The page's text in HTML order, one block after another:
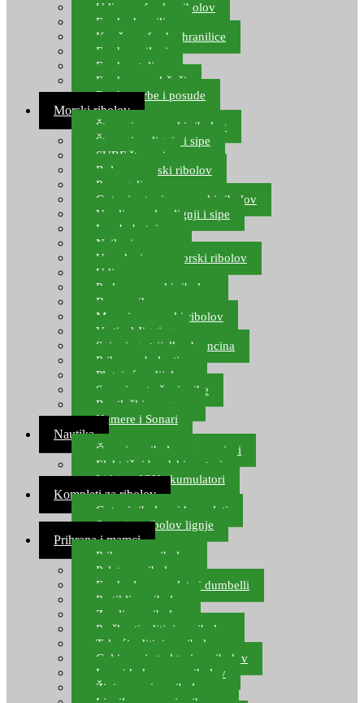
Udice za feeder ribolov
Feeder hranilice
Kopče za feeder hranilice
Feeder najloni
Feeder stolice
Feeder arm držači
Feeder torbe i posude
Morski ribolov
Štapovi za morski ribolov
Štapovi za lignje i sipe
SURF štapovi
Role za morski ribolov
Parangali
Gotovi setovi za morski ribolov
Varalice za lov lignji i sipe
Lov hobotnice
Najloni za more
Upredenice za morski ribolov
Udice za more
Perle za morski ribolov
Brum prihrana za more
Mamci za morski ribolov
Vertical Jigging
Spinning strijelke, brancina
Pribor za bolentino
Plutajuća odijela
Sonari za traženje ribe
Ronilački program
Kamere i Sonari
Nautika
Čamci za ribolov, gumenjaci
Električni brodski motori
Lithium ION akumulatori
Kompleti za ribolov
Gotovi ribolovni kompleti
Setovi za ribolov lignje
Prihrana i mamci
Prihrana za ribolov
Pelete za ribolov
Feeder lovne pelete i dumbelli
Partikli za ribolov
Zemlja za ribolov
Praškasti aditivi za ribolov
Tekući aditivi za ribolov
Gel i sprej atraktori za ribolov
Lovni kukuruz za ribolov
Živi mamci za ribolov